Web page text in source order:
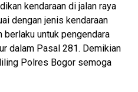
kendaraan di jalan raya
dengan jenis kendaraan
berlaku untuk pengendara
dalam Pasal 281. Demikian
Polres Bogor semoga